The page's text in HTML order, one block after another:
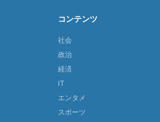
コンテンツ
社会
政治
経済
IT
エンタメ
スポーツ